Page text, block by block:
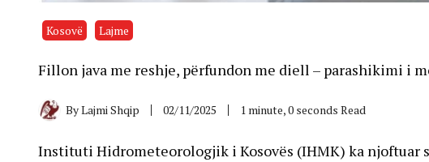
Kosovë Lajme
Fillon java me reshje, përfundon me diell – parashikimi i
ByLajmi Shqip 02/11/2025 1 minute, 0 seconds Read
Instituti Hidrometeorologjik i Kosovës (IHMK) ka njoftuar